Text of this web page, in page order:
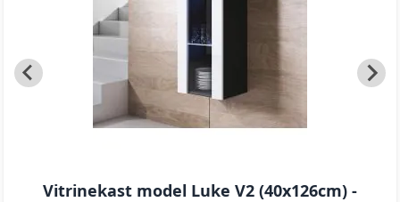
Vitrinekast model Luke V2 (40x126cm) -